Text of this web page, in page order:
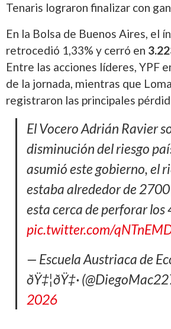
Tenaris lograron finalizar con
En la Bolsa de Buenos Aires, el
retrocedió 1,33% y cerró en
Entre las acciones líderes, YPF
de la jornada, mientras que
registraron las principales
El Vocero Adrián Ravier
disminución del riesgo
asumió este gobierno, el
estaba alrededor de
esta cerca de perforar los
pic.twitter.com/
— Escuela Austriaca de
ðŸ‡¦ðŸ‡·
2026